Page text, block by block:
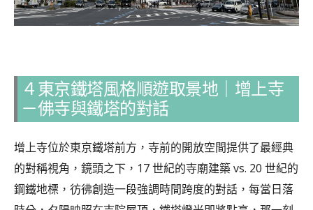
４東京鐵塔風格順遊取景地｜增上寺
－佛寺與鐵塔的對話
增上寺位於東京鐵塔前方，寺前的開放空間提供了最經典
的對稱視角，鏡頭之下，17 世紀的寺廟建築 vs. 20 世紀的
鋼鐵地標，彷彿創造一段強調時間跨度的對話，每當日落